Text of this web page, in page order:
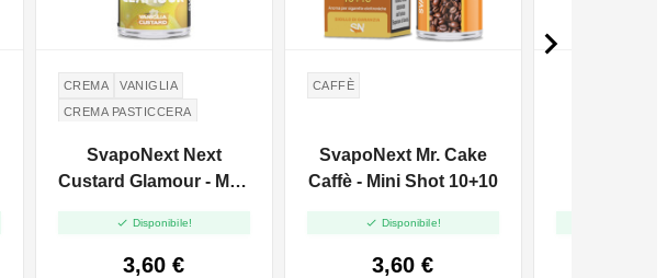
CREMA
VANIGLIA
CREMA PASTICCERA
SvapoNext Next
Custard Glamour - Mini
 Disponibile!
3,60 €
CAFFÈ
SvapoNext Mr. Cake
Caffè - Mini Shot 10+10
 Disponibile!
3,60 €
